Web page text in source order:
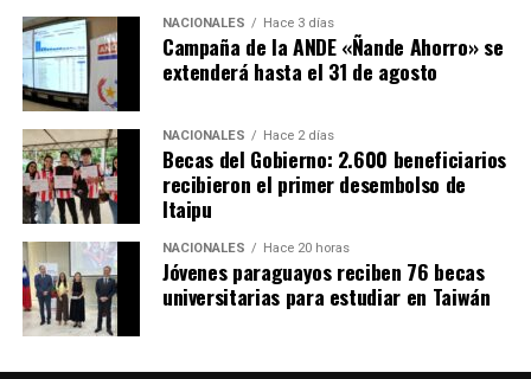
NACIONALES Hace 3 días
Campaña de la ANDE «Ñande Ahorro» se
extenderá hasta el 31 de agosto
NACIONALES Hace 2 días
Becas del Gobierno: 2.600 beneficiarios
recibieron el primer desembolso de
Itaipu
NACIONALES Hace 20 horas
Jóvenes paraguayos reciben 76 becas
universitarias para estudiar en Taiwán